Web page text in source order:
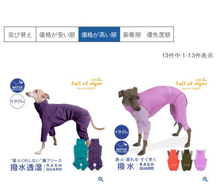
並び替え 価格が安い順 価格が高い順 新着順 優先度順
13件中 1-13件表示